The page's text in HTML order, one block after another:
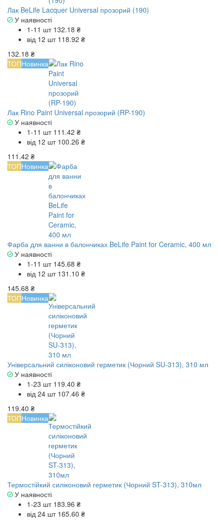
Лак BeLife Lacquer Universal прозорий (190)
У наявності
1-11 шт 132.18 ₴
від 12 шт 118.92 ₴
132.18 ₴
ТОПНовинка
Лак Rino Paint Universal прозорий (RP-190)
У наявності
1-11 шт 111.42 ₴
від 12 шт 100.26 ₴
111.42 ₴
ТОПНовинка
Фарба для ванни в балончиках BeLife Paint for Ceramic, 400 мл
У наявності
1-11 шт 145.68 ₴
від 12 шт 131.10 ₴
145.68 ₴
ТОПНовинка
Універсальний силіконовий герметик (Чорний SU-313), 310 мл
У наявності
1-23 шт 119.40 ₴
від 24 шт 107.46 ₴
119.40 ₴
ТОПНовинка
Термостійкий силіконовий герметик (Чорний ST-313), 310мл
У наявності
1-23 шт 183.96 ₴
від 24 шт 165.60 ₴